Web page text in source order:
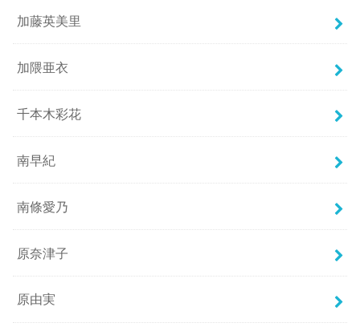
加藤英美里
加隈亜衣
千本木彩花
南早紀
南條愛乃
原奈津子
原由実